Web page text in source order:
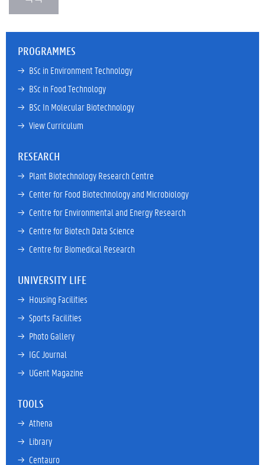
PROGRAMMES
→ BSc in Environment Technology
→ BSc in Food Technology
→ BSc In Molecular Biotechnology
→ View Curriculum
RESEARCH
→ Plant Biotechnology Research Centre
→ Center for Food Biotechnology and Microbiology
→ Centre for Environmental and Energy Research
→ Centre for Biotech Data Science
→ Centre for Biomedical Research
UNIVERSITY LIFE
→ Housing Facilities
→ Sports Facilities
→ Photo Gallery
→ IGC Journal
→ UGent Magazine
TOOLS
→ Athena
→ Library
→ Centauro